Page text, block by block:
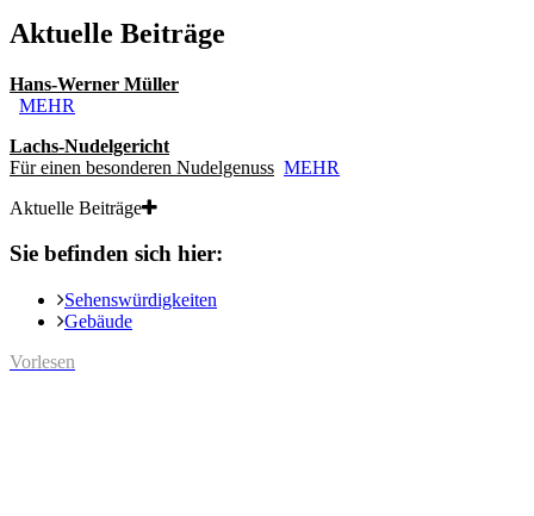
Aktuelle Beiträge
Hans-Werner Müller
MEHR
Lachs-Nudelgericht
Für einen besonderen Nudelgenuss MEHR
Aktuelle Beiträge
Sie befinden sich hier:
Sehenswürdigkeiten
Gebäude
Vorlesen